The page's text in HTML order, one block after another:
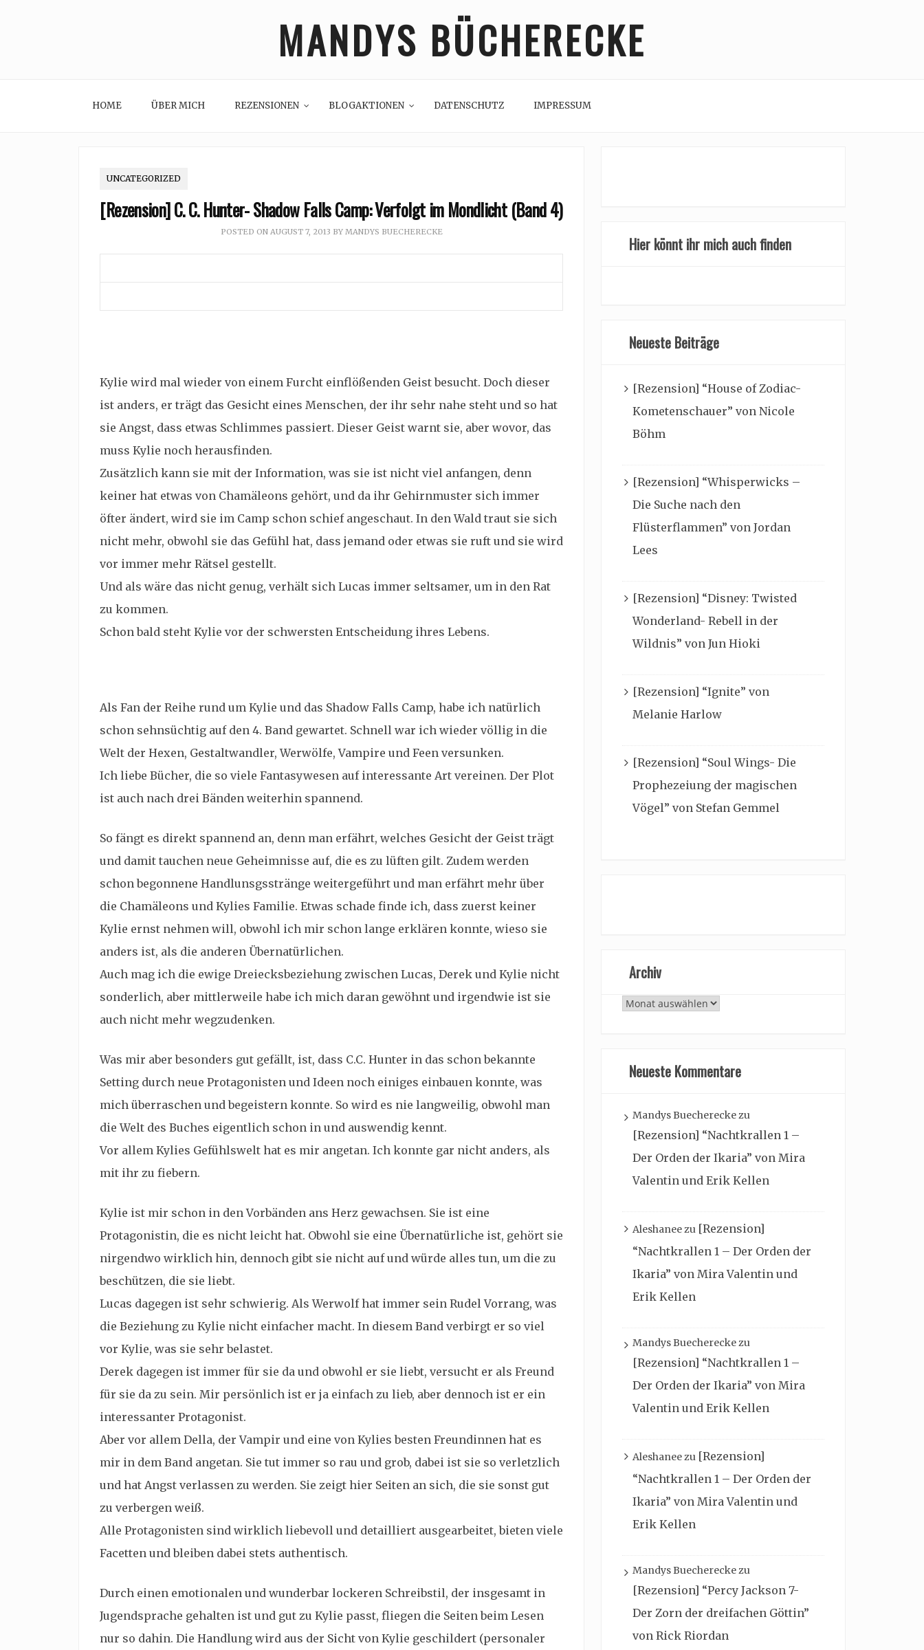
MANDYS BÜCHERECKE
HOME ÜBER MICH REZENSIONEN BLOGAKTIONEN DATENSCHUTZ IMPRESSUM
UNCATEGORIZED
[Rezension] C. C. Hunter- Shadow Falls Camp: Verfolgt im Mondlicht (Band 4)
POSTED ON AUGUST 7, 2013 BY MANDYS BUECHERECKE
Kylie wird mal wieder von einem Furcht einflößenden Geist besucht. Doch dieser
ist anders, er trägt das Gesicht eines Menschen, der ihr sehr nahe steht und so hat
sie Angst, dass etwas Schlimmes passiert. Dieser Geist warnt sie, aber wovor, das
muss Kylie noch herausfinden.
Zusätzlich kann sie mit der Information, was sie ist nicht viel anfangen, denn
keiner hat etwas von Chamäleons gehört, und da ihr Gehirnmuster sich immer
öfter ändert, wird sie im Camp schon schief angeschaut. In den Wald traut sie sich
nicht mehr, obwohl sie das Gefühl hat, dass jemand oder etwas sie ruft und sie wird
vor immer mehr Rätsel gestellt.
Und als wäre das nicht genug, verhält sich Lucas immer seltsamer, um in den Rat
zu kommen.
Schon bald steht Kylie vor der schwersten Entscheidung ihres Lebens.
Als Fan der Reihe rund um Kylie und das Shadow Falls Camp, habe ich natürlich
schon sehnsüchtig auf den 4. Band gewartet. Schnell war ich wieder völlig in die
Welt der Hexen, Gestaltwandler, Werwölfe, Vampire und Feen versunken.
Ich liebe Bücher, die so viele Fantasywesen auf interessante Art vereinen. Der Plot
ist auch nach drei Bänden weiterhin spannend.
So fängt es direkt spannend an, denn man erfährt, welches Gesicht der Geist trägt
und damit tauchen neue Geheimnisse auf, die es zu lüften gilt. Zudem werden
schon begonnene Handlunsgsstränge weitergeführt und man erfährt mehr über
die Chamäleons und Kylies Familie. Etwas schade finde ich, dass zuerst keiner
Kylie ernst nehmen will, obwohl ich mir schon lange erklären konnte, wieso sie
anders ist, als die anderen Übernatürlichen.
Auch mag ich die ewige Dreiecksbeziehung zwischen Lucas, Derek und Kylie nicht
sonderlich, aber mittlerweile habe ich mich daran gewöhnt und irgendwie ist sie
auch nicht mehr wegzudenken.
Was mir aber besonders gut gefällt, ist, dass C.C. Hunter in das schon bekannte
Setting durch neue Protagonisten und Ideen noch einiges einbauen konnte, was
mich überraschen und begeistern konnte. So wird es nie langweilig, obwohl man
die Welt des Buches eigentlich schon in und auswendig kennt.
Vor allem Kylies Gefühlswelt hat es mir angetan. Ich konnte gar nicht anders, als
mit ihr zu fiebern.
Kylie ist mir schon in den Vorbänden ans Herz gewachsen. Sie ist eine
Protagonistin, die es nicht leicht hat. Obwohl sie eine Übernatürliche ist, gehört sie
nirgendwo wirklich hin, dennoch gibt sie nicht auf und würde alles tun, um die zu
beschützen, die sie liebt.
Lucas dagegen ist sehr schwierig. Als Werwolf hat immer sein Rudel Vorrang, was
die Beziehung zu Kylie nicht einfacher macht. In diesem Band verbirgt er so viel
vor Kylie, was sie sehr belastet.
Derek dagegen ist immer für sie da und obwohl er sie liebt, versucht er als Freund
für sie da zu sein. Mir persönlich ist er ja einfach zu lieb, aber dennoch ist er ein
interessanter Protagonist.
Aber vor allem Della, der Vampir und eine von Kylies besten Freundinnen hat es
mir in dem Band angetan. Sie tut immer so rau und grob, dabei ist sie so verletzlich
und hat Angst verlassen zu werden. Sie zeigt hier Seiten an sich, die sie sonst gut
zu verbergen weiß.
Alle Protagonisten sind wirklich liebevoll und detailliert ausgearbeitet, bieten viele
Facetten und bleiben dabei stets authentisch.
Durch einen emotionalen und wunderbar lockeren Schreibstil, der insgesamt in
Jugendsprache gehalten ist und gut zu Kylie passt, fliegen die Seiten beim Lesen
nur so dahin. Die Handlung wird aus der Sicht von Kylie geschildert (personaler
Hier könnt ihr mich auch finden
Neueste Beiträge
[Rezension] “House of Zodiac-
Kometenschauer” von Nicole
Böhm
[Rezension] “Whisperwicks –
Die Suche nach den
Flüsterflammen” von Jordan
Lees
[Rezension] “Disney: Twisted
Wonderland- Rebell in der
Wildnis” von Jun Hioki
[Rezension] “Ignite” von
Melanie Harlow
[Rezension] “Soul Wings- Die
Prophezeiung der magischen
Vögel” von Stefan Gemmel
Archiv
Archiv
Neueste Kommentare
Mandys Buechereckezu
[Rezension] “Nachtkrallen 1 –
Der Orden der Ikaria” von Mira
Valentin und Erik Kellen
Aleshaneezu [Rezension]
“Nachtkrallen 1 – Der Orden der
Ikaria” von Mira Valentin und
Erik Kellen
Mandys Buechereckezu
[Rezension] “Nachtkrallen 1 –
Der Orden der Ikaria” von Mira
Valentin und Erik Kellen
Aleshaneezu [Rezension]
“Nachtkrallen 1 – Der Orden der
Ikaria” von Mira Valentin und
Erik Kellen
Mandys Buechereckezu
[Rezension] “Percy Jackson 7-
Der Zorn der dreifachen Göttin”
von Rick Riordan